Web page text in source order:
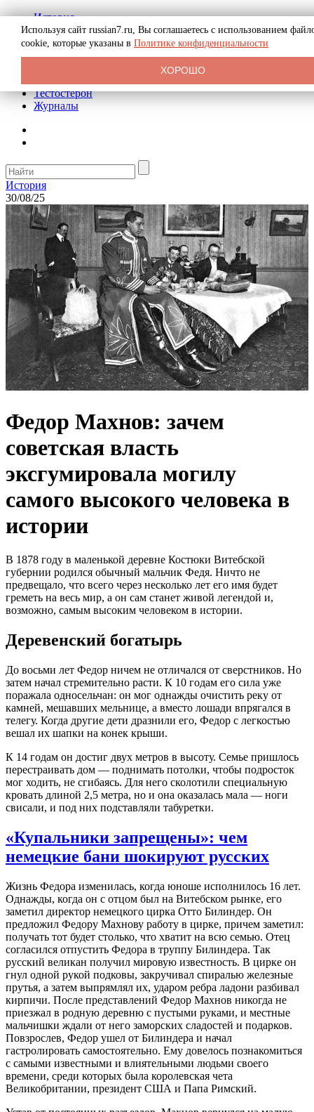
История
Биография
Криминал
Реклама на сайте
Тестостерон
Журналы
История
30/08/25
Федор Махнов: зачем
советская власть
эксгумировала могилу
самого высокого человека в
истории
В 1878 году в маленькой деревне Костюки Витебской
губернии родился обычный мальчик Федя. Ничто не
предвещало, что всего через несколько лет его имя будет
греметь на весь мир, а он сам станет живой легендой и,
возможно, самым высоким человеком в истории.
Деревенский богатырь
До восьми лет Федор ничем не отличался от сверстников. Но
затем начал стремительно расти. К 10 годам его сила уже
поражала односельчан: он мог однажды очистить реку от
камней, мешавших мельнице, а вместо лошади впрягался в
телегу. Когда другие дети дразнили его, Федор с легкостью
вешал их шапки на конек крыши.
К 14 годам он достиг двух метров в высоту. Семье пришлось
перестраивать дом — поднимать потолки, чтобы подросток
мог ходить, не сгибаясь. Для него сколотили специальную
кровать длиной 2,5 метра, но и она оказалась мала — ноги
свисали, и под них подставляли табуретки.
«Купальники запрещены»: чем
немецкие бани шокируют русских
Жизнь Федора изменилась, когда юноше исполнилось 16 лет.
Однажды, когда он с отцом был на Витебском рынке, его
заметил директор немецкого цирка Отто Билиндер. Он
предложил Федору Махнову работу в цирке, причем заметил:
получать тот будет столько, что хватит на всю семью. Отец
согласился отпустить Федора в труппу Билиндера. Так
русский великан получил мировую известность. В цирке он
гнул одной рукой подковы, закручивал спиралью железные
прутья, а затем выпрямлял их, ударом ребра ладони разбивал
кирпичи. После представлений Федор Махнов никогда не
приезжал в родную деревню с пустыми руками, и местные
мальчишки ждали от него заморских сладостей и подарков.
Повзрослев, Федор ушел от Билиндера и начал
гастролировать самостоятельно. Ему довелось познакомиться
с самыми известными и влиятельными людьми своего
времени, среди которых была королевская чета
Великобритании, президент США и Папа Римский.
Используя сайт russian7.ru, Вы соглашаетесь с использованием
cookie, которые указаны в Политике конфиденциальности
ХОРОШО